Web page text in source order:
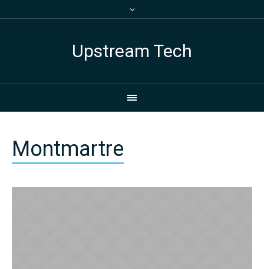
Upstream Tech
Montmartre